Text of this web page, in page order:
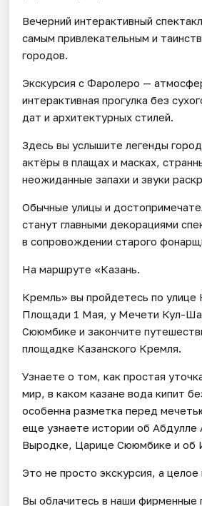
Вечерний интерактивный
самым привлекательным и
городов.
Экскурсия с Фаролеро —
интерактивная прогулка без
дат и архитектурных стилей.
Здесь вы услышите легенды
актёры в плащах и масках,
неожиданные запахи и звуки
Обычные улицы и
станут главными декорациями
в сопровождении старого
На маршруте «Казань.
Кремль» вы пройдетесь по улице
Площади 1 Мая, у Мечети Кул-
Сююмбике и закончите
площадке Казанского Кремля.
Узнаете о том, как простая
мир, в каком казане вода кипит
особенна разметка перед
еще узнаете истории об Абдулле
Выродке, Царице Сююмбике и об
Это не просто экскурсия, а
Вы облачитесь в наши фирменные